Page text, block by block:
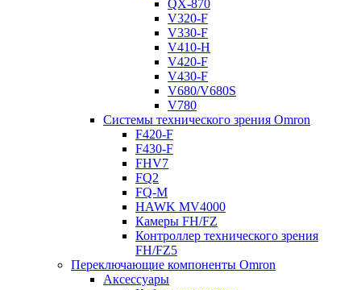
QX-870
V320-F
V330-F
V410-H
V420-F
V430-F
V680/V680S
V780
Системы технического зрения Omron
F420-F
F430-F
FHV7
FQ2
FQ-M
HAWK MV4000
Камеры FH/FZ
Контроллер технического зрения
FH/FZ5
Переключающие компоненты Omron
Аксессуары